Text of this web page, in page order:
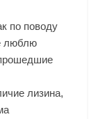
по поводу
люблю
лизина,